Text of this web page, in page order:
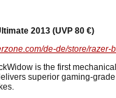
2013 (UVP 80 €)
de-de/store/
is the first
superior gaming-